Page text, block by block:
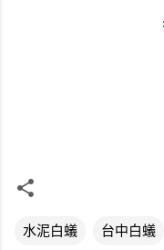
水泥白蟻 台中白蟻